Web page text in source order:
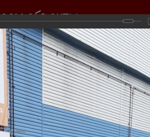
объекты
Инвесторам События компании